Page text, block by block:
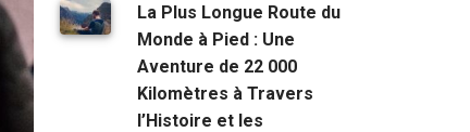
La Plus Longue Route du
Monde à Pied : Une
Aventure de 22 000
Kilomètres à Travers
l’Histoire et les